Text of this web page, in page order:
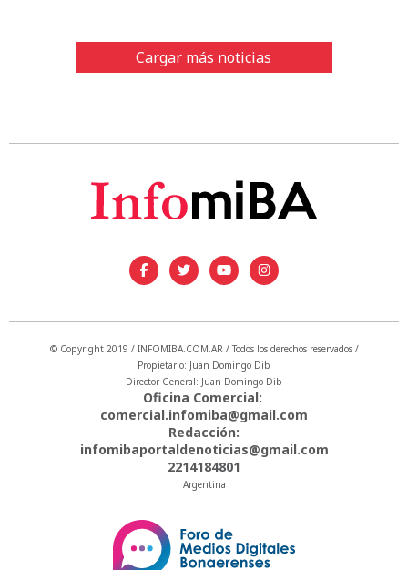
Cargar más noticias
© Copyright 2019 / INFOMIBA.COM.AR / Todos los derechos reservados /
Propietario: Juan Domingo Dib
Director General: Juan Domingo Dib
Oficina Comercial:
comercial.infomiba@gmail.com
Redacción:
infomibaportaldenoticias@gmail.com
2214184801
Argentina